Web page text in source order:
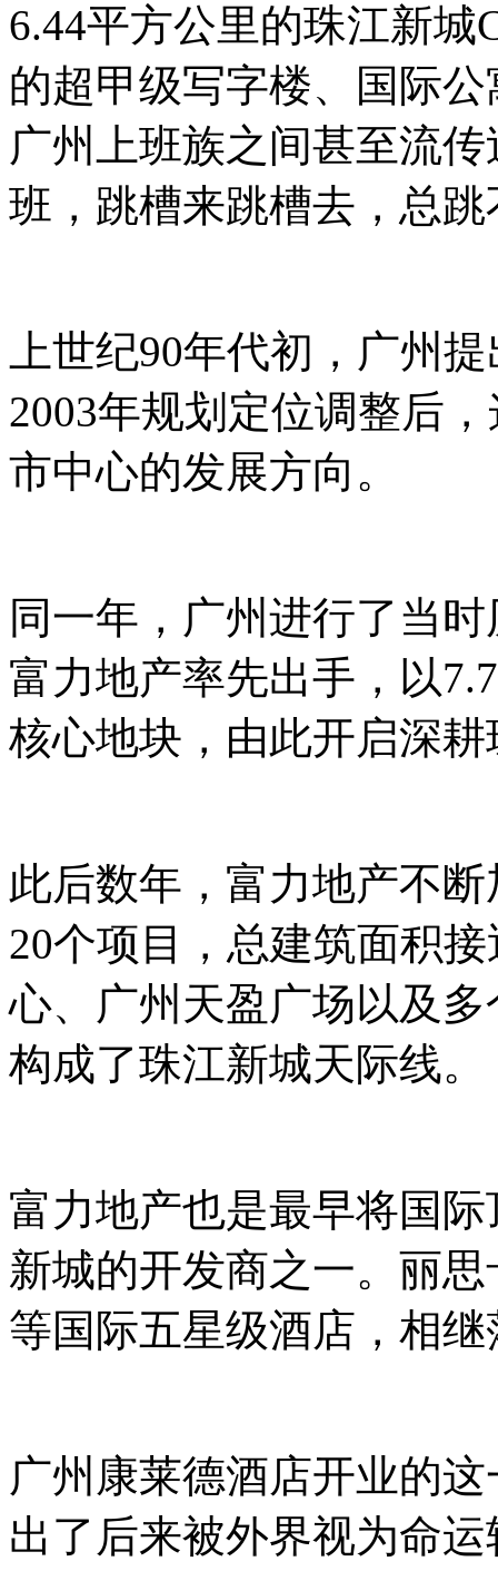
6.44平方公里的珠江新
的超甲级写字楼、国际
广州上班族之间甚至流
班，跳槽来跳槽去，总
上世纪90年代初，广州
2003年规划定位调整后
市中心的发展方向。
同一年，广州进行了当
富力地产率先出手，以
核心地块，由此开启深
此后数年，富力地产不
20个项目，总建筑面积
心、广州天盈广场以及
构成了珠江新城天际线。
富力地产也是最早将国
新城的开发商之一。丽
等国际五星级酒店，相
广州康莱德酒店开业的
出了后来被外界视为命